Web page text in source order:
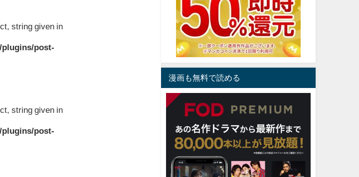
string given in
plugins/post-
string given in
plugins/post-
漫画も無料で読める